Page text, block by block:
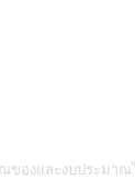
ของและงบประมาณ